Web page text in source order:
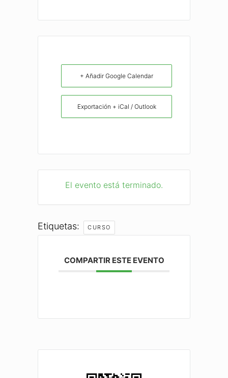
+ Añadir Google Calendar
Exportación + iCal / Outlook
El evento está terminado.
Etiquetas: CURSO
COMPARTIR ESTE EVENTO